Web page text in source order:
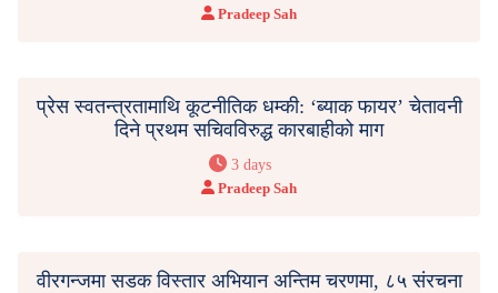
Pradeep Sah
प्रेस स्वतन्त्रतामाथि कूटनीतिक धम्की: ‘ब्याक फायर’ चेतावनी
दिने प्रथम सचिवविरुद्ध कारबाहीको माग
3 days
Pradeep Sah
वीरगन्जमा सडक विस्तार अभियान अन्तिम चरणमा, ८५ संरचना